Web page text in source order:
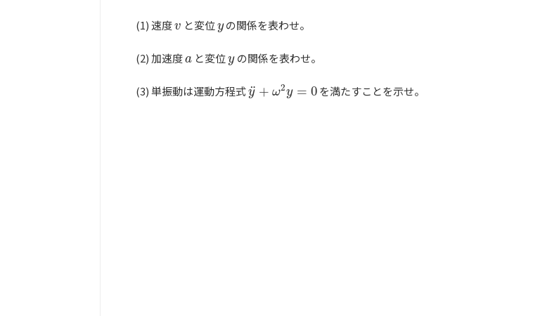
(1) 速度v
v と変位y
yの関係を表わせ。
(2) 加速度a
a と変位y
yの関係を表わせ。
(3) 単振動は運動方程式y
¨ + ω2y = 0
y¨ +ω2y=0 を満たすことを示せ。